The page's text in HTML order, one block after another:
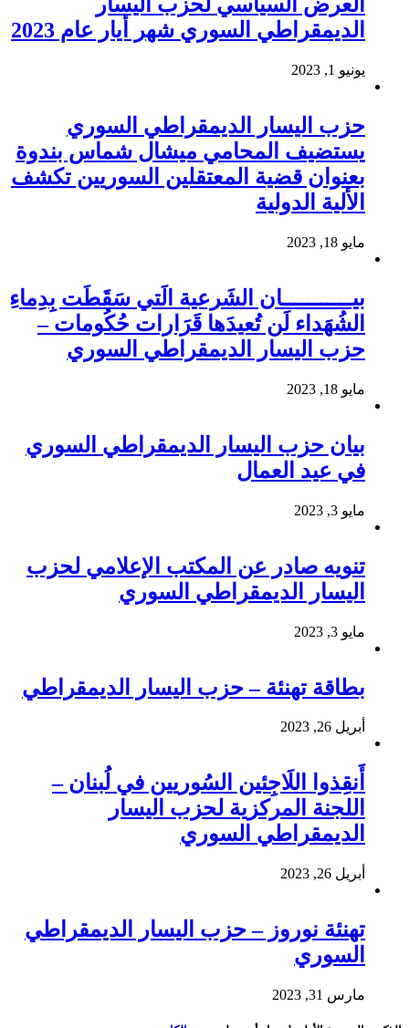
العرض السياسي لحزب اليسار
الديمقراطي السوري شهر أيار عام 2023
يونيو 1, 2023
حزب اليسار الديمقراطي السوري
يستضيف المحامي ميشال شماس بندوة
بعنوان قضية المعتقلين السوريين تكشف
الألية الدولية
مايو 18, 2023
بيـــــــــــان الشَرعية الَتي سَقَطَت بِدِماءِ
الشُهَداء لَن تُعيدَها قَرَارات حُكُومات –
حزب اليسار الديمقراطي السوري
مايو 18, 2023
بيان حزب اليسار الديمقراطي السوري
في عيد العمال
مايو 3, 2023
تنويه صادر عن المكتب الإعلامي لحزب
اليسار الديمقراطي السوري
مايو 3, 2023
بطاقة تهنئة – حزب اليسار الديمقراطي
أبريل 26, 2023
أَنقِذوا اللَاجِئين السُوريين في لُبنان –
اللجنة المركزية لحزب اليسار
الديمقراطي السوري
أبريل 26, 2023
تهنئة نوروز – حزب اليسار الديمقراطي
السوري
مارس 31, 2023